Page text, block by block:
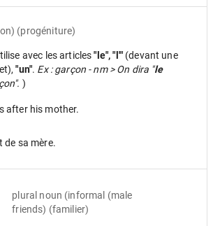
(progéniture)
avec les articles"le", "l'" (devant une
"un". Ex : garçon - nm > On dira "le
)
after his mother.
de sa mère.
plural noun (informal (male
friends) (familier)